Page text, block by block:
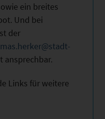
ein breites
Und bei
der
ansprechbar.
Links für weitere